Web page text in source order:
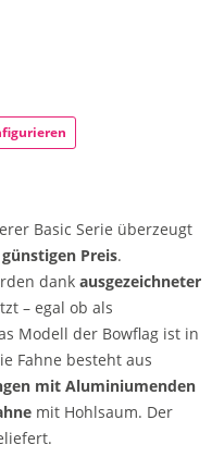
Basic Serie überzeugt
günstigen Preis.
dank ausgezeichneter
– egal ob als
Modell der Bowflag ist in
Fahne besteht aus
mit Aluminiumenden
mit Hohlsaum. Der